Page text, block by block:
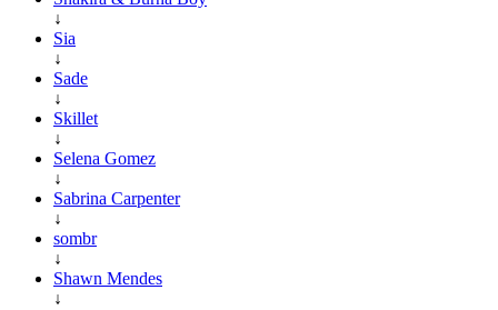
↓
Sia
↓
Sade
↓
Skillet
↓
Selena Gomez
↓
Sabrina Carpenter
↓
sombr
↓
Shawn Mendes
↓